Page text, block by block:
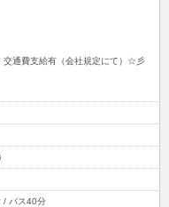
交通費支給有（会社規定にて）☆彡
/ バス40分